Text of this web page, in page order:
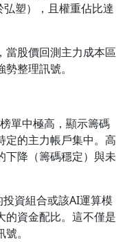
塑），且權重佔比達
當股價回測主力成本區
整理訊號。
單中極高，顯示籌碼
定的主力帳戶集中。高
下降（籌碼穩定）與未
投資組合或該AI運算模
的資金配比。這不僅是
。